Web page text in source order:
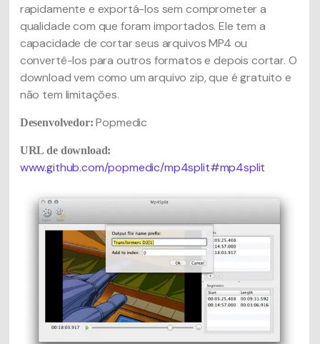
rapidamente e exportá-los sem comprometer a
qualidade com que foram importados. Ele tem a
capacidade de cortar seus arquivos MP4 ou
convertê-los para outros formatos e depois cortar. O
download vem como um arquivo zip, que é gratuito e
não tem limitações.
Desenvolvedor: Popmedic
URL de download:
www.github.com/popmedic/mp4split#mp4split